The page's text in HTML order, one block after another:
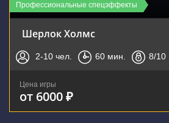
Профессиональные спецэффекты
Шерлок Холмс
2-10 чел. 60 мин. 8/10
Цена игры
от 6000 ₽